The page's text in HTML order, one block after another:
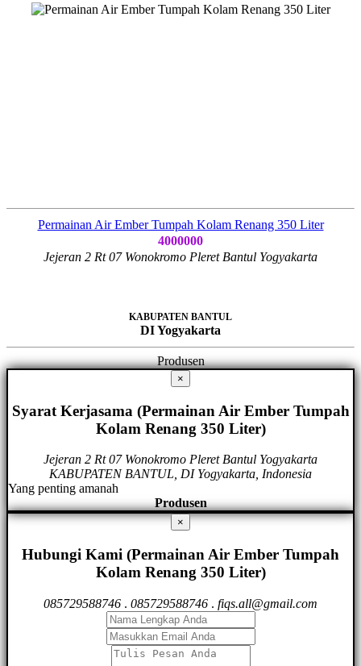
Permainan Air Ember Tumpah Kolam Renang 350 Liter
4000000
Jejeran 2 Rt 07 Wonokromo Pleret Bantul Yogyakarta
KABUPATEN BANTUL
DI Yogyakarta
Produsen
×
Syarat Kerjasama (Permainan Air Ember Tumpah
Kolam Renang 350 Liter)
Jejeran 2 Rt 07 Wonokromo Pleret Bantul Yogyakarta
KABUPATEN BANTUL, DI Yogyakarta, Indonesia
Yang penting amanah
Produsen
×
Hubungi Kami (Permainan Air Ember Tumpah
Kolam Renang 350 Liter)
085729588746 . 085729588746 . fiqs.all@gmail.com